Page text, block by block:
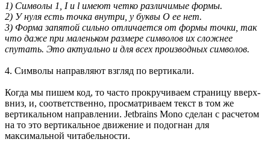
1) Символы 1, I и l имеют четко различимые формы.
2) У нуля есть точка внутри, у буквы О ее нет.
3) Форма запятой сильно отличается от формы точки, так
что даже при маленьком размере символов их сложнее
спутать. Это актуально и для всех производных символов.
4. Символы направляют взгляд по вертикали.
Когда мы пишем код, то часто прокручиваем страницу вверх-
вниз, и, соответственно, просматриваем текст в том же
вертикальном направлении. Jetbrains Mono сделан с расчетом
на то это вертикальное движение и подогнан для
максимальной читабельности.